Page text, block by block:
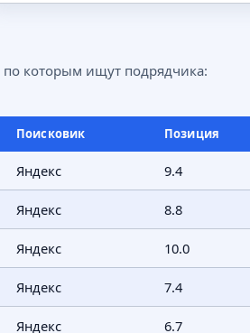
по которым ищут подрядчика:
Поисковик Позиция
Яндекс 9.4
Яндекс 8.8
Яндекс 10.0
Яндекс 7.4
Яндекс 6.7